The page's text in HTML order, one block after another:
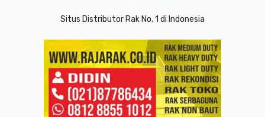
Situs Distributor Rak No. 1 di Indonesia